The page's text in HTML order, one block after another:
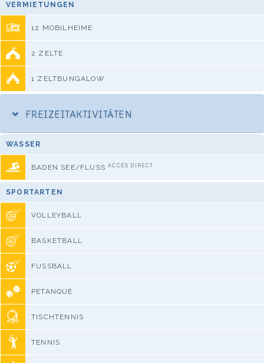
VERMIETUNGEN
12 MOBILHEIME
2 ZELTE
1 ZELTBUNGALOW
FREIZEITAKTIVITÄTEN
WASSER
BADEN SEE/FLUSSACCÈS DIRECT
SPORTARTEN
VOLLEYBALL
BASKETBALL
FUSSBALL
PETANQUE
TISCHTENNIS
TENNIS